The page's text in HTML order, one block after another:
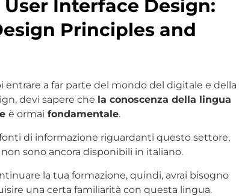
Interface Design:
Principles and
entrare a far parte del mondo del digitale e della
devi sapere che la conoscenza della lingua
è ormai fondamentale.
di informazione riguardanti questo settore,
sono ancora disponibili in italiano.
la tua formazione, quindi, avrai bisogno
una certa familiarità con questa lingua.